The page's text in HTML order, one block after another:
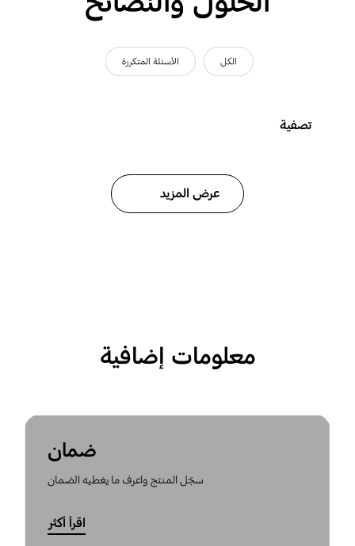
الكل الأسئلة المتكررة
تصفية
عرض المزيد
معلومات إضافية
ضمان
سجّل المنتج واعرف ما يغطيه الضمان
اقرأ أكثر